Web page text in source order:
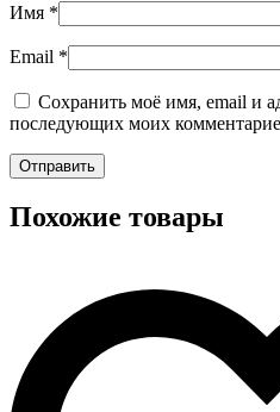
Имя *
Email *
Сохранить моё имя, email и
последующих моих
Похожие товары